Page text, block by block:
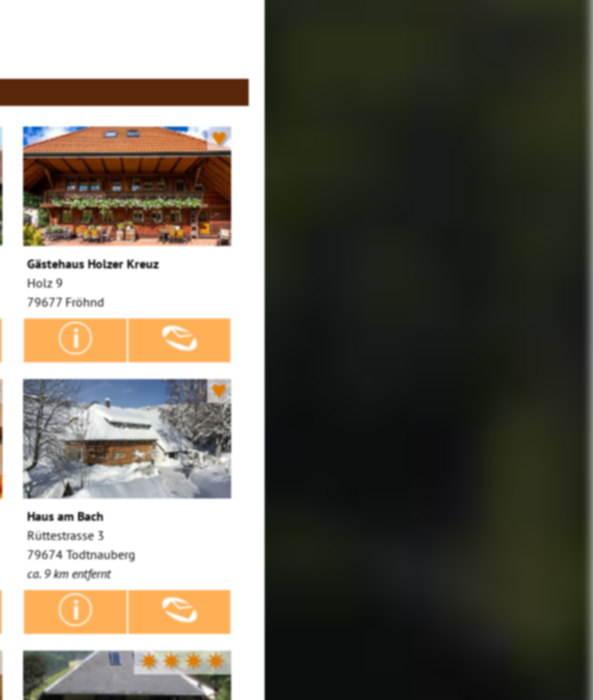
♥
Gästehaus Holzer Kreuz
Holz 9
79677 Fröhnd
♥
Haus am Bach
Rüttestrasse 3
79674 Todtnauberg
ca. 9 km entfernt
✷✷✷✷